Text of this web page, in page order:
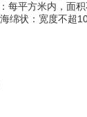
每平方米内，面
状：宽度不超